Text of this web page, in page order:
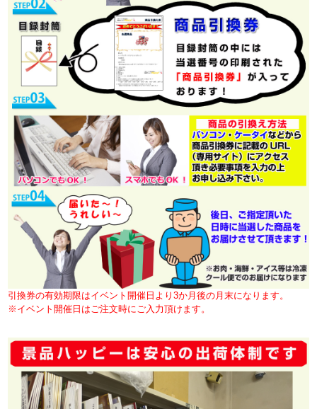
引換券の有効期限はイベント開催日より3か月後の月末になります。
※イベント開催日はご注文時にご入力頂けます。